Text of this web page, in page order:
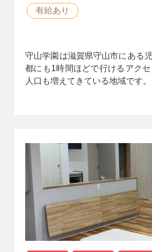
有給あり
守山学園は滋賀県守山市にある
都にも1時間ほどで行けるアク
人口も増えてきている地域で